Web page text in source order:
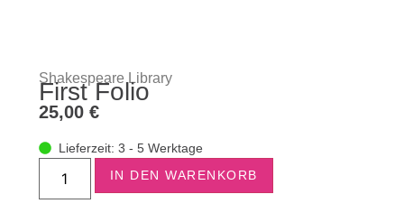
Shakespeare Library
First Folio
25,00 €
Lieferzeit: 3 - 5 Werktage
IN DEN WARENKORB